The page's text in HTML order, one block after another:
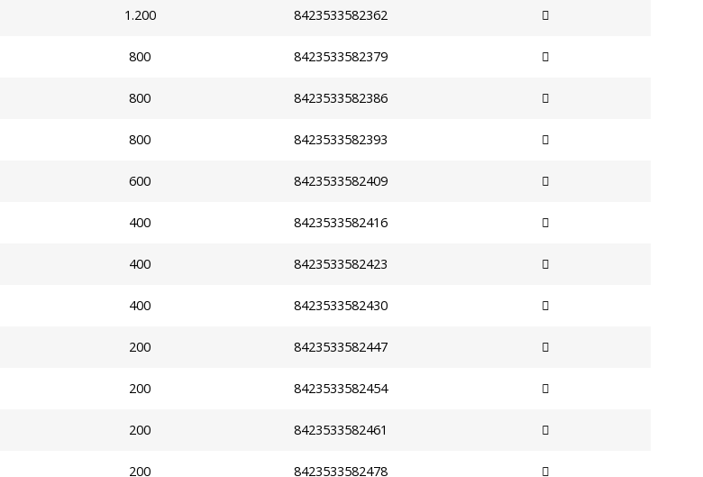
1.200 8423533582362
800 8423533582379
800 8423533582386
800 8423533582393
600 8423533582409
400 8423533582416
400 8423533582423
400 8423533582430
200 8423533582447
200 8423533582454
200 8423533582461
200 8423533582478